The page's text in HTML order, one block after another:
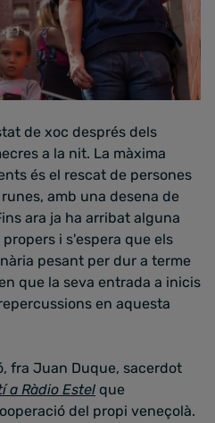
de xoc després dels
a la nit. La màxima
és el rescat de persones
amb una desena de
ara ja ha arribat alguna
i s'espera que els
pesant per dur a terme
que la seva entrada a inicis
en aquesta
fra Juan Duque, sacerdot
a Ràdio Estel que
del propi veneçolà.